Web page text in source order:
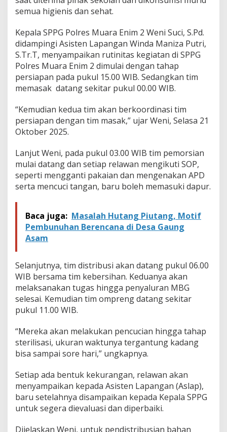
y
a
S
a
j
i
d
a
n
i
g
i
s
semua higienis dan sehat.
Kepala SPPG Polres Muara Enim 2 Weni Suci, S.Pd.
didampingi Asisten Lapangan Winda Maniza Putri,
S.Tr.T, menyampaikan rutinitas kegiatan di SPPG
Polres Muara Enim 2 dimulai dengan tahap
persiapan pada pukul 15.00 WIB. Sedangkan tim
memasak datang sekitar pukul 00.00 WIB.
“Kemudian kedua tim akan berkoordinasi tim
persiapan dengan tim masak,” ujar Weni, Selasa 21
Oktober 2025.
Lanjut Weni, pada pukul 03.00 WIB tim pemorsian
mulai datang dan setiap relawan mengikuti SOP,
seperti mengganti pakaian dan mengenakan APD
serta mencuci tangan, baru boleh memasuki dapur.
Baca juga: Masalah Hutang Piutang, Motif
Pembunuhan Berencana di Desa Gaung
Asam
Selanjutnya, tim distribusi akan datang pukul 06.00
WIB bersama tim kebersihan. Keduanya akan
melaksanakan tugas hingga penyaluran MBG
selesai. Kemudian tim ompreng datang sekitar
pukul 11.00 WIB.
“Mereka akan melakukan pencucian hingga tahap
sterilisasi, ukuran waktunya tergantung kadang
bisa sampai sore hari,” ungkapnya.
Setiap ada bentuk kekurangan, relawan akan
menyampaikan kepada Asisten Lapangan (Aslap),
baru setelahnya disampaikan kepada Kepala SPPG
untuk segera dievaluasi dan diperbaiki.
Dijelaskan Weni, untuk pendistribusian bahan